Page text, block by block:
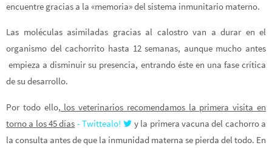
encuentre gracias a la «memoria» del sistema inmunitario materno.
Las moléculas asimiladas gracias al calostro van a durar en el
organismo del cachorrito hasta 12 semanas, aunque mucho antes
empieza a disminuir su presencia, entrando éste en una fase crítica
de su desarrollo.
Por todo ello, los veterinarios recomendamos la primera visita en
torno a los 45 días - Twittealo!
y la primera vacuna del cachorro a
la consulta antes de que la inmunidad materna se pierda del todo. En